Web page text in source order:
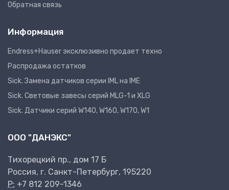
Обратная связь
Информация
Endress+Hauser эксклюзивно продает техно
Распродажа остатков
Sick. Замена датчиков серии IML на IME
Sick. Световые завесы серий MLG-1 и XLG
Sick. Датчики серий W140, W160, W170, W1
ООО "ДАНЭКС"
Тихорецкий пр., дом 17 Б
Россия, г. Санкт-Петербург, 195220
P: +7 812 209-1346